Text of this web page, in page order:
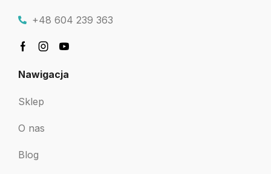
+48 604 239 363
Nawigacja
Sklep
O nas
Blog